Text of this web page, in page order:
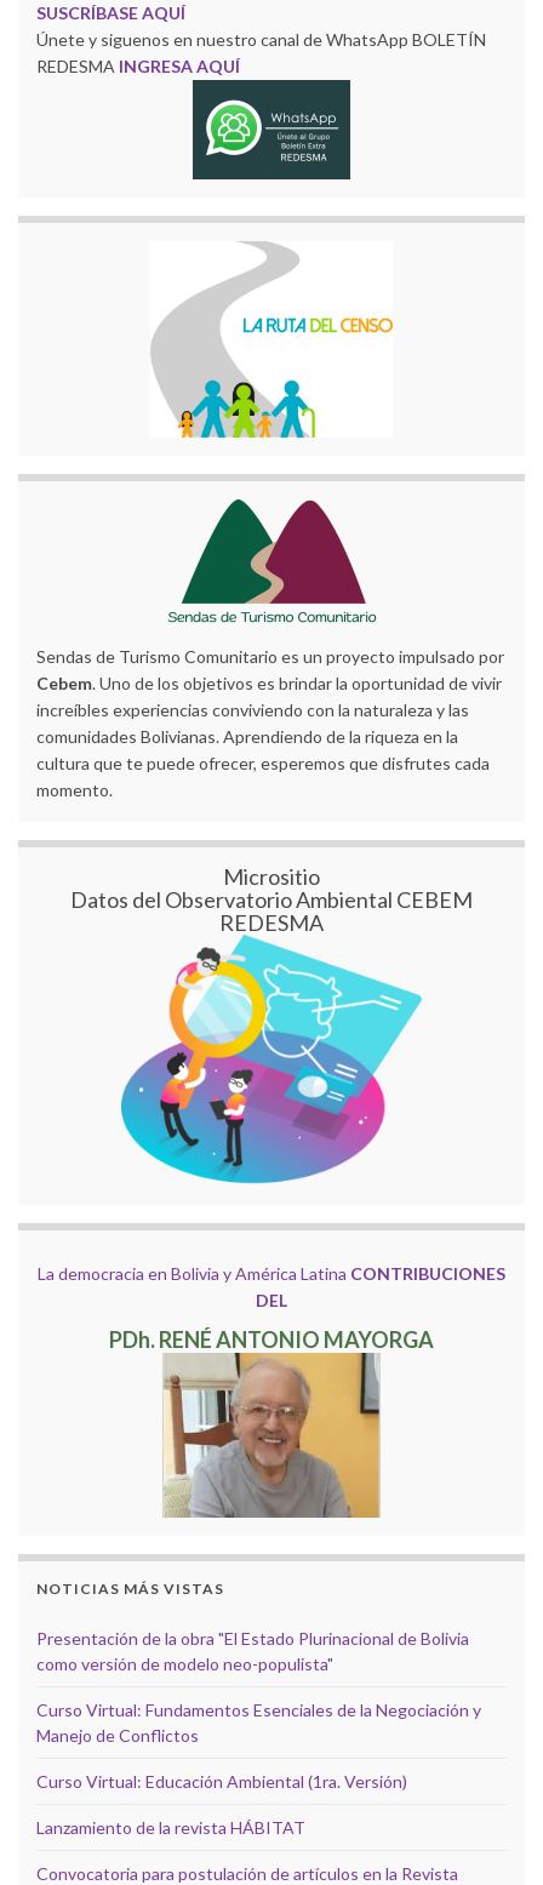
SUSCRÍBASE AQUÍ
Únete y siguenos en nuestro canal de WhatsApp BOLETÍN
REDESMA INGRESA AQUÍ
Sendas de Turismo Comunitario es un proyecto impulsado por
Cebem. Uno de los objetivos es brindar la oportunidad de vivir
increíbles experiencias conviviendo con la naturaleza y las
comunidades Bolivianas. Aprendiendo de la riqueza en la
cultura que te puede ofrecer, esperemos que disfrutes cada
momento.
Micrositio
Datos del Observatorio Ambiental CEBEM
REDESMA
La democracia en Bolivia y América Latina CONTRIBUCIONES
DEL
PDh. RENÉ ANTONIO MAYORGA
NOTICIAS MÁS VISTAS
Presentación de la obra "El Estado Plurinacional de Bolivia
como versión de modelo neo-populista"
Curso Virtual: Fundamentos Esenciales de la Negociación y
Manejo de Conflictos
Curso Virtual: Educación Ambiental (1ra. Versión)
Lanzamiento de la revista HÁBITAT
Convocatoria para postulación de artículos en la Revista